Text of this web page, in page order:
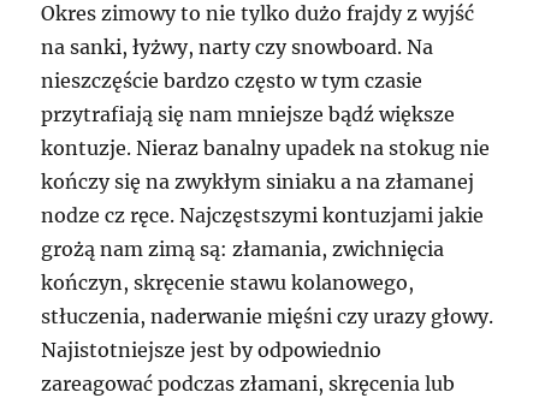
Okres zimowy to nie tylko dużo frajdy z wyjść
na sanki, łyżwy, narty czy snowboard. Na
nieszczęście bardzo często w tym czasie
przytrafiają się nam mniejsze bądź większe
kontuzje. Nieraz banalny upadek na stokug nie
kończy się na zwykłym siniaku a na złamanej
nodze cz ręce. Najczęstszymi kontuzjami jakie
grożą nam zimą są: złamania, zwichnięcia
kończyn, skręcenie stawu kolanowego,
stłuczenia, naderwanie mięśni czy urazy głowy.
Najistotniejsze jest by odpowiednio
zareagować podczas złamani, skręcenia lub